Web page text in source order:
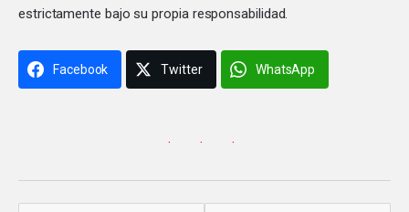
estrictamente bajo su propia responsabilidad.
Facebook Twitter WhatsApp
· · ·